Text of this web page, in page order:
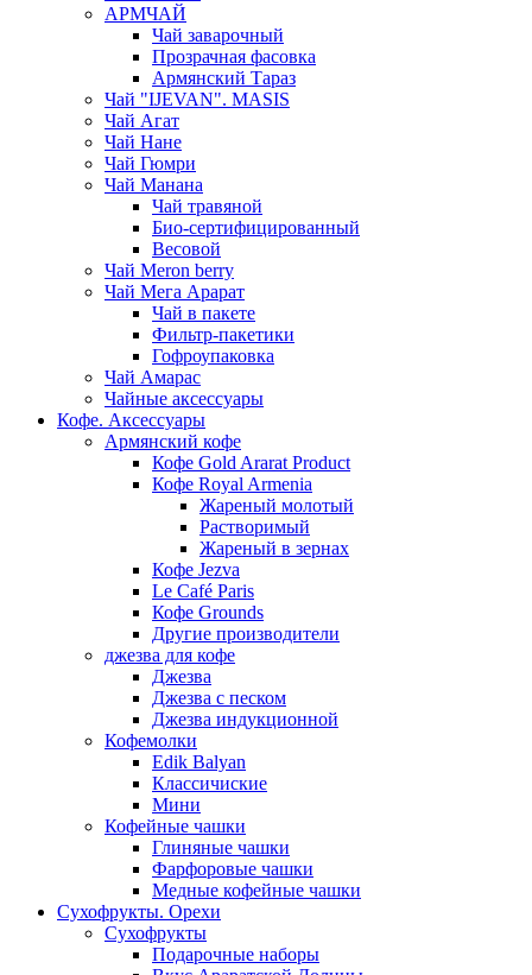
АРМЧАЙ
Чай заварочный
Прозрачная фасовка
Армянский Тараз
Чай "IJEVAN". MASIS
Чай Агат
Чай Нане
Чай Гюмри
Чай Манана
Чай травяной
Био-сертифицированный
Весовой
Чай Meron berry
Чай Мега Арарат
Чай в пакете
Фильтр-пакетики
Гофроупаковка
Чай Амарас
Чайные аксессуары
Кофе. Аксессуары
Армянский кофе
Кофе Gold Ararat Product
Кофе Royal Armenia
Жареный молотый
Растворимый
Жареный в зернах
Кофе Jezva
Le Café Paris
Кофе Grounds
Другие производители
джезва для кофе
Джезва
Джезва с песком
Джезва индукционной
Кофемолки
Edik Balyan
Классичиские
Мини
Кофейные чашки
Глиняные чашки
Фарфоровые чашки
Медные кофейные чашки
Сухофрукты. Орехи
Сухофрукты
Подарочные наборы